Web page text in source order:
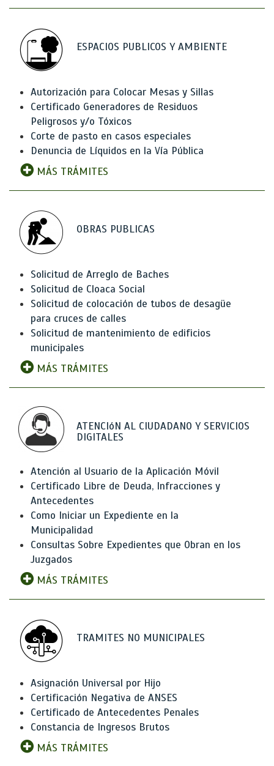
ESPACIOS PUBLICOS Y AMBIENTE
Autorización para Colocar Mesas y Sillas
Certificado Generadores de Residuos
Peligrosos y/o Tóxicos
Corte de pasto en casos especiales
Denuncia de Líquidos en la Vía Pública
MÁS TRÁMITES
OBRAS PUBLICAS
Solicitud de Arreglo de Baches
Solicitud de Cloaca Social
Solicitud de colocación de tubos de desagüe
para cruces de calles
Solicitud de mantenimiento de edificios
municipales
MÁS TRÁMITES
ATENCIóN AL CIUDADANO Y SERVICIOS
DIGITALES
Atención al Usuario de la Aplicación Móvil
Certificado Libre de Deuda, Infracciones y
Antecedentes
Como Iniciar un Expediente en la
Municipalidad
Consultas Sobre Expedientes que Obran en los
Juzgados
MÁS TRÁMITES
TRAMITES NO MUNICIPALES
Asignación Universal por Hijo
Certificación Negativa de ANSES
Certificado de Antecedentes Penales
Constancia de Ingresos Brutos
MÁS TRÁMITES